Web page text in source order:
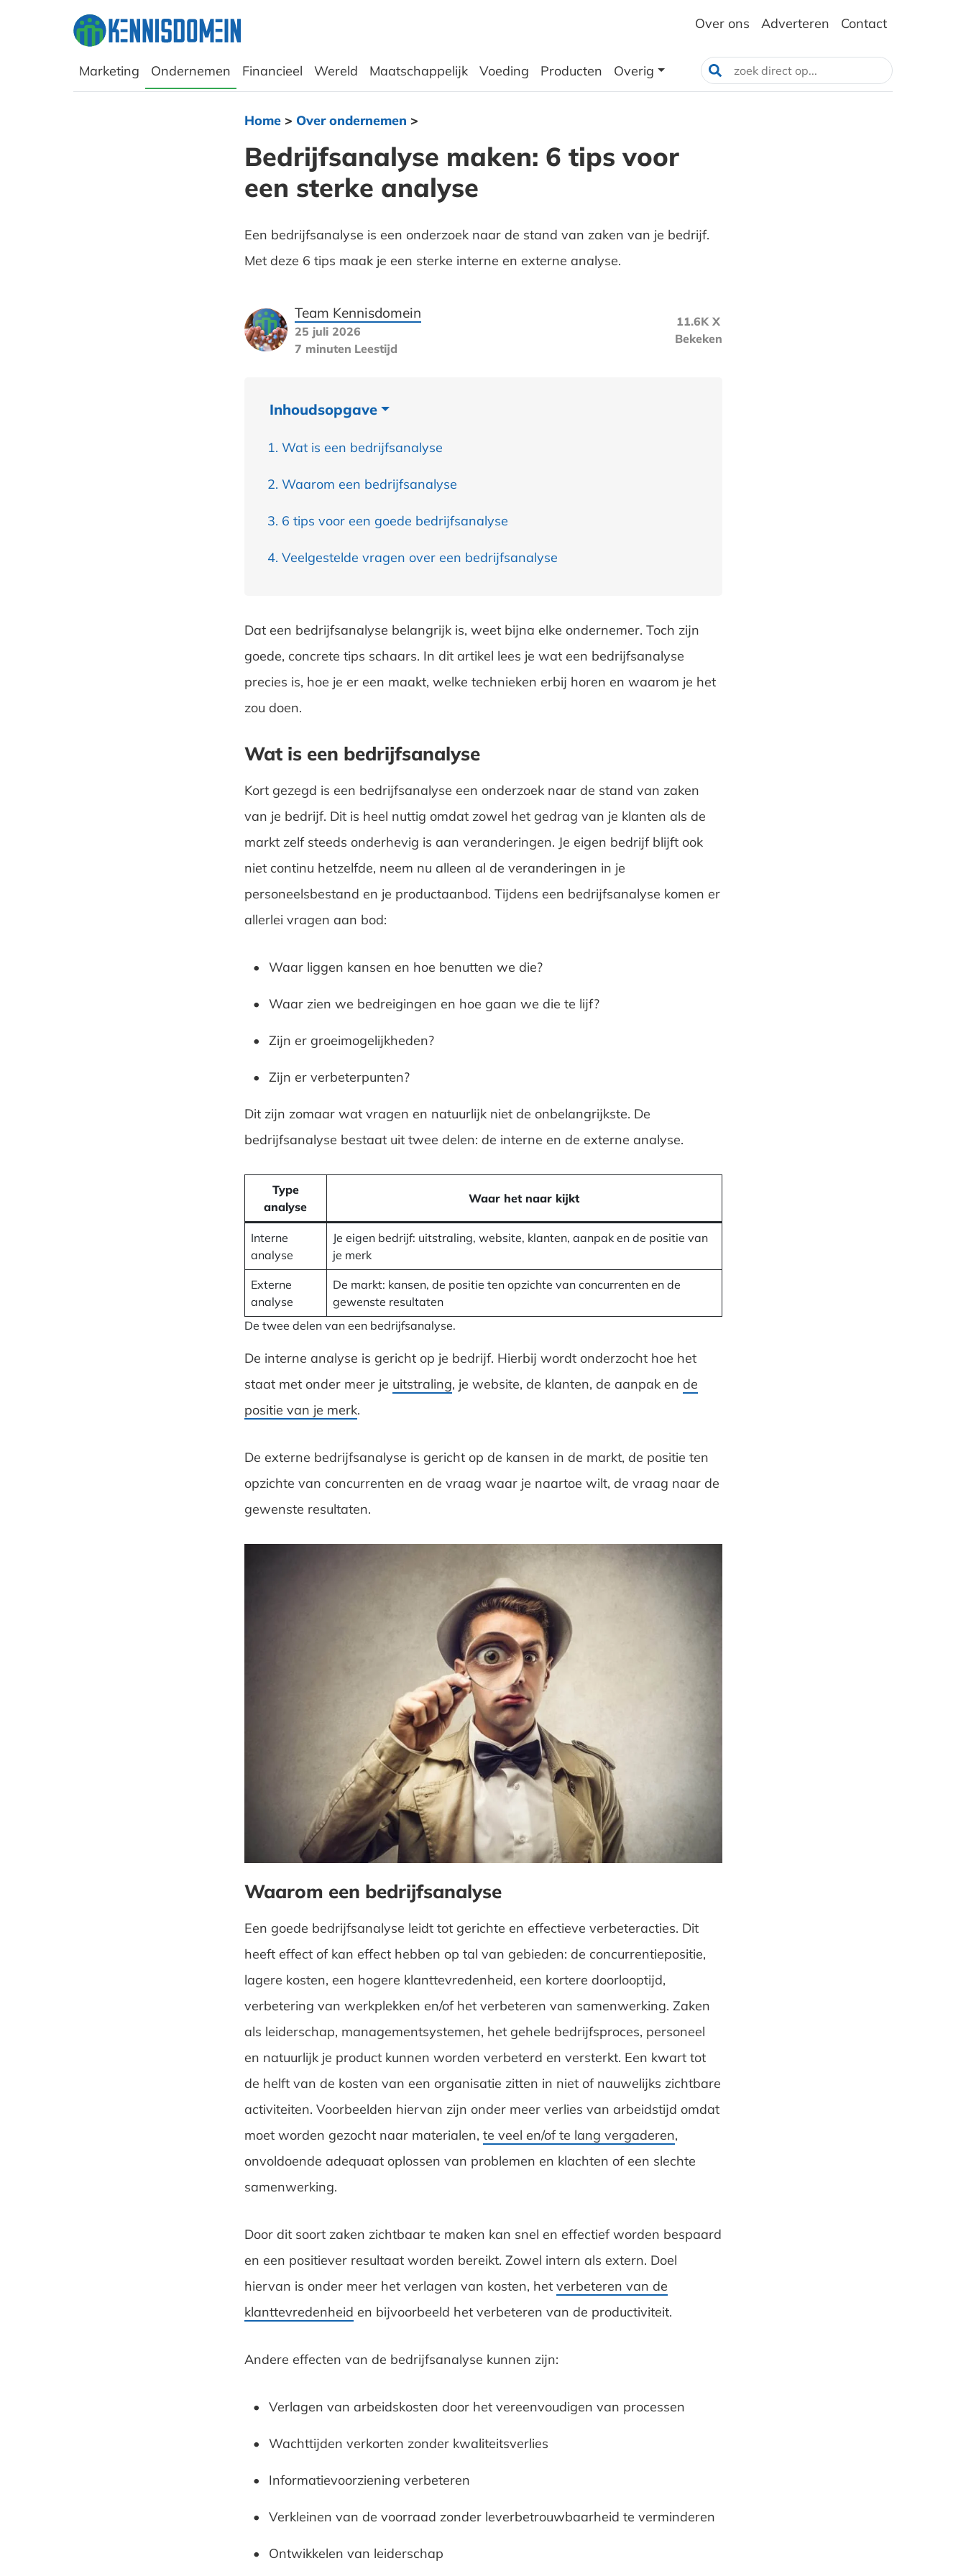
Over ons Adverteren Contact
Marketing Ondernemen Financieel Wereld Maatschappelijk Voeding Producten Overig
Home> Over ondernemen >
Bedrijfsanalyse maken: 6 tips voor
een sterke analyse
Een bedrijfsanalyse is een onderzoek naar de stand van zaken van je bedrijf.
Met deze 6 tips maak je een sterke interne en externe analyse.
Team Kennisdomein
25 juli 2026
7 minuten Leestijd
11.6K X
Bekeken
Inhoudsopgave
Wat is een bedrijfsanalyse
Waarom een bedrijfsanalyse
6 tips voor een goede bedrijfsanalyse
Veelgestelde vragen over een bedrijfsanalyse
Dat een bedrijfsanalyse belangrijk is, weet bijna elke ondernemer. Toch zijn
goede, concrete tips schaars. In dit artikel lees je wat een bedrijfsanalyse
precies is, hoe je er een maakt, welke technieken erbij horen en waarom je het
zou doen.
Wat is een bedrijfsanalyse
Kort gezegd is een bedrijfsanalyse een onderzoek naar de stand van zaken
van je bedrijf. Dit is heel nuttig omdat zowel het gedrag van je klanten als de
markt zelf steeds onderhevig is aan veranderingen. Je eigen bedrijf blijft ook
niet continu hetzelfde, neem nu alleen al de veranderingen in je
personeelsbestand en je productaanbod. Tijdens een bedrijfsanalyse komen er
allerlei vragen aan bod:
Waar liggen kansen en hoe benutten we die?
Waar zien we bedreigingen en hoe gaan we die te lijf?
Zijn er groeimogelijkheden?
Zijn er verbeterpunten?
Dit zijn zomaar wat vragen en natuurlijk niet de onbelangrijkste. De
bedrijfsanalyse bestaat uit twee delen: de interne en de externe analyse.
Type
analyse
Waar het naar kijkt
Interne
analyse
Je eigen bedrijf: uitstraling, website, klanten, aanpak en de positie van
je merk
Externe
analyse
De markt: kansen, de positie ten opzichte van concurrenten en de
gewenste resultaten
De twee delen van een bedrijfsanalyse.
De interne analyse is gericht op je bedrijf. Hierbij wordt onderzocht hoe het
staat met onder meer je uitstraling, je website, de klanten, de aanpak en de
positie van je merk.
De externe bedrijfsanalyse is gericht op de kansen in de markt, de positie ten
opzichte van concurrenten en de vraag waar je naartoe wilt, de vraag naar de
gewenste resultaten.
Waarom een bedrijfsanalyse
Een goede bedrijfsanalyse leidt tot gerichte en effectieve verbeteracties. Dit
heeft effect of kan effect hebben op tal van gebieden: de concurrentiepositie,
lagere kosten, een hogere klanttevredenheid, een kortere doorlooptijd,
verbetering van werkplekken en/of het verbeteren van samenwerking. Zaken
als leiderschap, managementsystemen, het gehele bedrijfsproces, personeel
en natuurlijk je product kunnen worden verbeterd en versterkt. Een kwart tot
de helft van de kosten van een organisatie zitten in niet of nauwelijks zichtbare
activiteiten. Voorbeelden hiervan zijn onder meer verlies van arbeidstijd omdat
moet worden gezocht naar materialen, te veel en/of te lang vergaderen,
onvoldoende adequaat oplossen van problemen en klachten of een slechte
samenwerking.
Door dit soort zaken zichtbaar te maken kan snel en effectief worden bespaard
en een positiever resultaat worden bereikt. Zowel intern als extern. Doel
hiervan is onder meer het verlagen van kosten, het verbeteren van de
klanttevredenheid en bijvoorbeeld het verbeteren van de productiviteit.
Andere effecten van de bedrijfsanalyse kunnen zijn:
Verlagen van arbeidskosten door het vereenvoudigen van processen
Wachttijden verkorten zonder kwaliteitsverlies
Informatievoorziening verbeteren
Verkleinen van de voorraad zonder leverbetrouwbaarheid te verminderen
Ontwikkelen van leiderschap